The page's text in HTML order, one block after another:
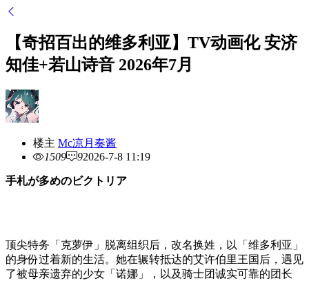
【奇招百出的维多利亚】TV动画化 安济
知佳+若山诗音 2026年7月
楼主 Mc凉月奏酱
1509
92026-7-8 11:19
手札が多めのビクトリア
顶尖特务「克萝伊」脱离组织后，改名换姓，以「维多利亚」
的身份过着新的生活。她在辗转抵达的艾许伯里王国后，遇见
了被母亲遗弃的少女「诺娜」，以及骑士团诚实可靠的团长